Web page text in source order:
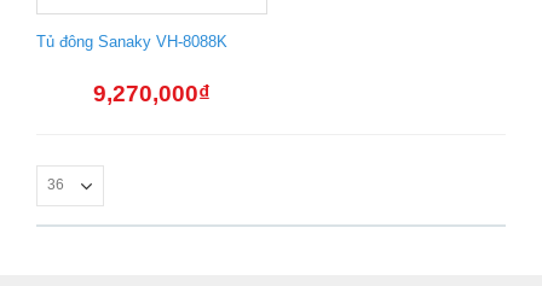
Tủ đông Sanaky VH-8088K
9,270,000₫